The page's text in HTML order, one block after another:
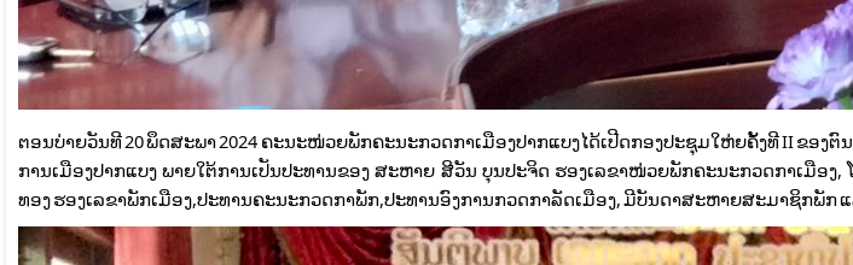
ຕອນບ່າຍວັນທີ 20 ພຶດສະພາ 2024 ຄະນະໜ່ວຍພັກຄະນະກວດກາເມືອງປາກແບງໄດ້ເປີດກອງປະຊຸມໃຫ່ຍຄັ້ງທີ II ຂອງ
ການເມືອງປາກແບງ ພາຍໃຕ້ການເປັນປະທານຂອງ ສະຫາຍ ສີວັນ ບຸນປະຈິດ ຮອງເລຂາໜ່ວຍພັກຄະນະກວດກາເມືອ
ທອງ ຮອງເລຂາພັກເມືອງ,ປະທານຄະນະກວດກາພັກ,ປະທານອົງການກວດກາລັດເມືອງ, ມີບັນດາສະຫາຍສະມາຊິກພັກ